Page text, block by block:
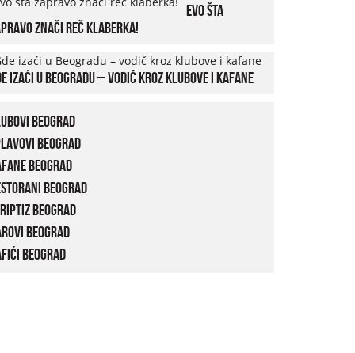
Evo šta
znači reč klaberka!
izaći u Beogradu – vodič kroz klubove i kafane
Beograd
Beograd
Beograd
Beograd
Beograd
Beograd
Beograd